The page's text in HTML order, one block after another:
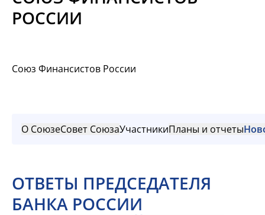
Материалы
РОССИИ
Союз Финансистов России
О СоюзеСовет СоюзаУчастникиПланы и отчеты
ОТВЕТЫ ПРЕДСЕДАТЕЛЯ
БАНКА РОССИИ